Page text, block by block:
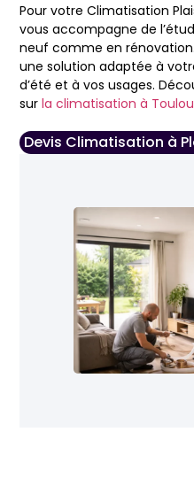
Pour votre Climatisation
vous accompagne de
neuf comme en
une solution adaptée à
d’été et à vos usages.
surla climatisation à
Devis Climatisation à